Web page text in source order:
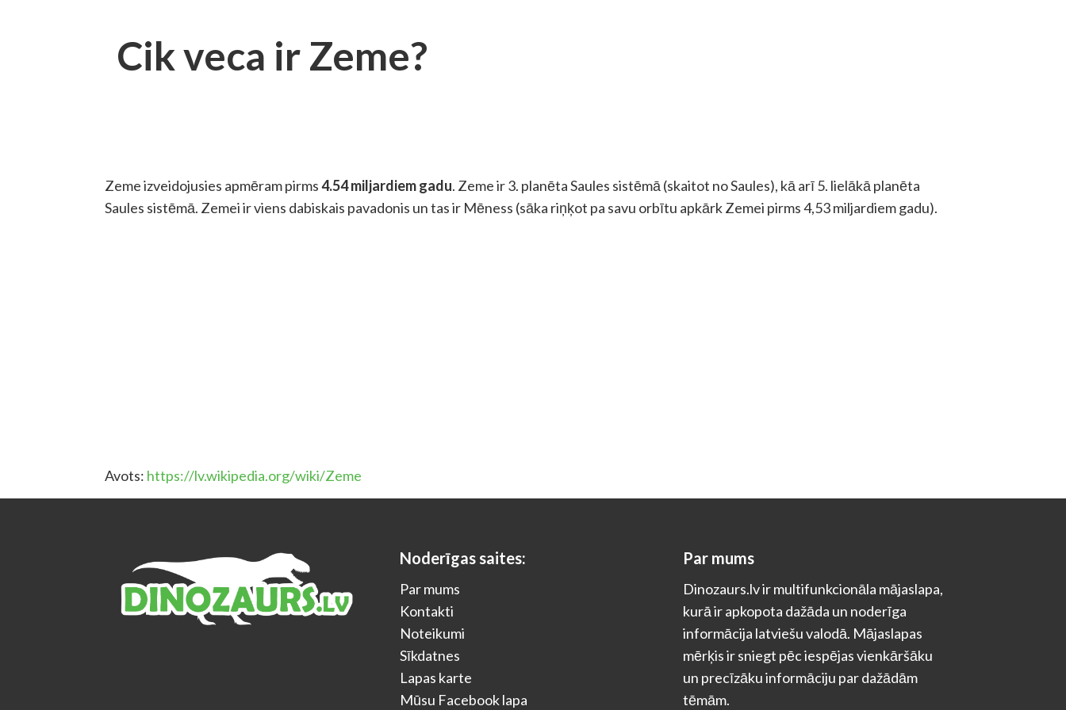
Cik veca ir Zeme?
Zeme izveidojusies apmēram pirms4.54 miljardiem gadu. Zeme ir 3. planēta Saules sistēmā (skaitot no Saules), kā arī 5. lielākā planēta
Saules sistēmā. Zemei ir viens dabiskais pavadonis un tas ir Mēness (sāka riņķot pa savu orbītu apkārk Zemei pirms 4,53 miljardiem gadu).
Avots: https://lv.wikipedia.org/wiki/Zeme
Noderīgas saites:
Par mums
Kontakti
Noteikumi
Sīkdatnes
Lapas karte
Mūsu Facebook lapa
Par mums
Dinozaurs.lv ir multifunkcionāla mājaslapa,
kurā ir apkopota dažāda un noderīga
informācija latviešu valodā. Mājaslapas
mērķis ir sniegt pēc iespējas vienkāršāku
un precīzāku informāciju par dažādām
tēmām.